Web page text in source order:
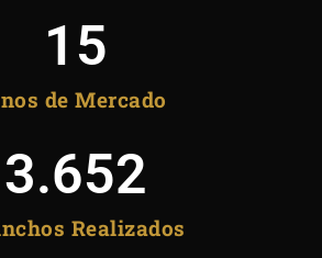
de Mercado
15
Realizados
3.652